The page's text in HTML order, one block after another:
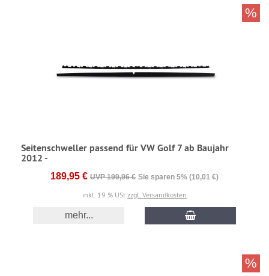
Seitenschweller passend für VW Golf 7 ab Baujahr
2012 -
189,95 € UVP 199,96 € Sie sparen 5% (10,01 €)
inkl. 19 % USt zzgl. Versandkosten
mehr...
%
%